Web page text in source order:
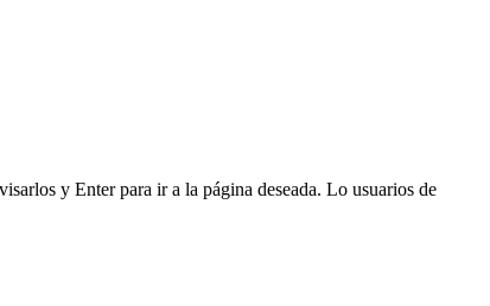
y Enter para ir a la página deseada. Lo usuarios de